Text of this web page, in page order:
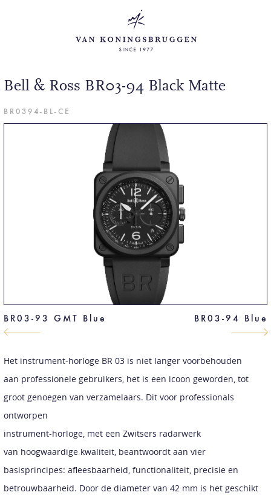
Bell & Ross BR03-94 Black Matte
BR0394-BL-CE
BR03-93 GMT Blue BR03-94 Blue
Het instrument-horloge BR 03 is niet langer voorbehouden
aan professionele gebruikers, het is een icoon geworden, tot
groot genoegen van verzamelaars. Dit voor professionals
ontworpen
instrument-horloge, met een Zwitsers radarwerk
van hoogwaardige kwaliteit, beantwoordt aan vier
basisprincipes: afleesbaarheid, functionaliteit, precisie en
betrouwbaarheid. Door de diameter van 42 mm is het geschikt